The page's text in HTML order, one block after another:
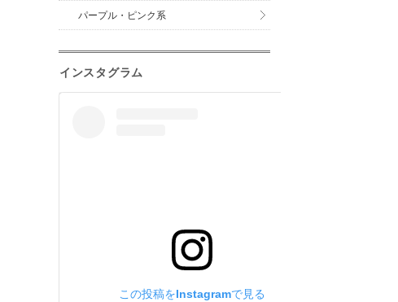
パープル・ピンク系
インスタグラム
この投稿をInstagramで見る